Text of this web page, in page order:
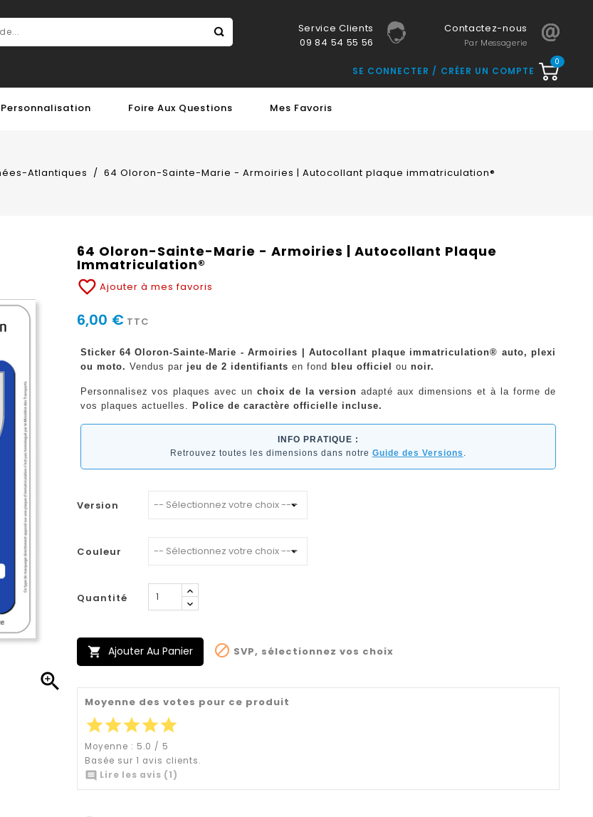
Service Clients
09 84 54 55 56
Contactez-nous
Par Messagerie
0
SE CONNECTER CRÉER UN COMPTE
Personnalisation Foire Aux Questions Mes Favoris
Atlantiques 64 Oloron-Sainte-Marie - Armoiries | Autocollant plaque immatriculation®

64 Oloron-Sainte-Marie - Armoiries | Autocollant Plaque
Immatriculation®
favorite_border Ajouter à mes favoris
6,00 € TTC
Sticker 64 Oloron-Sainte-Marie - Armoiries | Autocollant plaque immatriculation® auto, plexi
ou moto. Vendus par jeu de 2 identifiants en fond bleu officiel ou noir.
Personnalisez vos plaques avec unchoix de la version adapté aux dimensions et à la forme de
vos plaques actuelles.
Police de caractère officielle incluse.
INFO PRATIQUE :
Retrouvez toutes les dimensions dans notre Guide des Versions
Version
Couleur
Quantité
 Ajouter Au Panier  SVP, sélectionnez vos choix
Moyenne des votes pour ce produit
starstarstarstarstar
Moyenne : 5.0 / 5
Basée sur 1 avis clients.
 Lire les avis (1)